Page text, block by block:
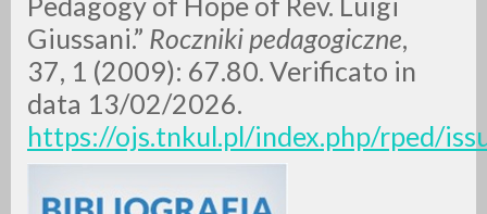
Giussani.” Roczniki pedagogiczne,
37, 1 (2009): 67.80. Verificato in
data 13/02/2026.
https://ojs.tnkul.pl/index.php/rped/
scritti